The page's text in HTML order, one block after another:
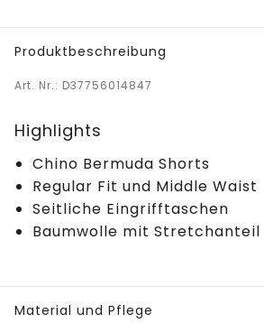
Produktbeschreibung
Art. Nr.: D37756014847
Highlights
Chino Bermuda Shorts
Regular Fit und Middle Waist
Seitliche Eingrifftaschen
Baumwolle mit Stretchanteil
Material und Pflege